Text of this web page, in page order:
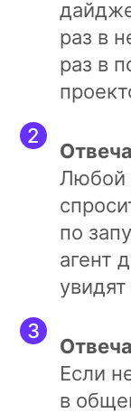
раз в
раз в
Любой
по
агент
Если
в